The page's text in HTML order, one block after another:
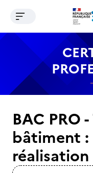
ContenuOuvrir le menu
BAC PRO
bâtiment